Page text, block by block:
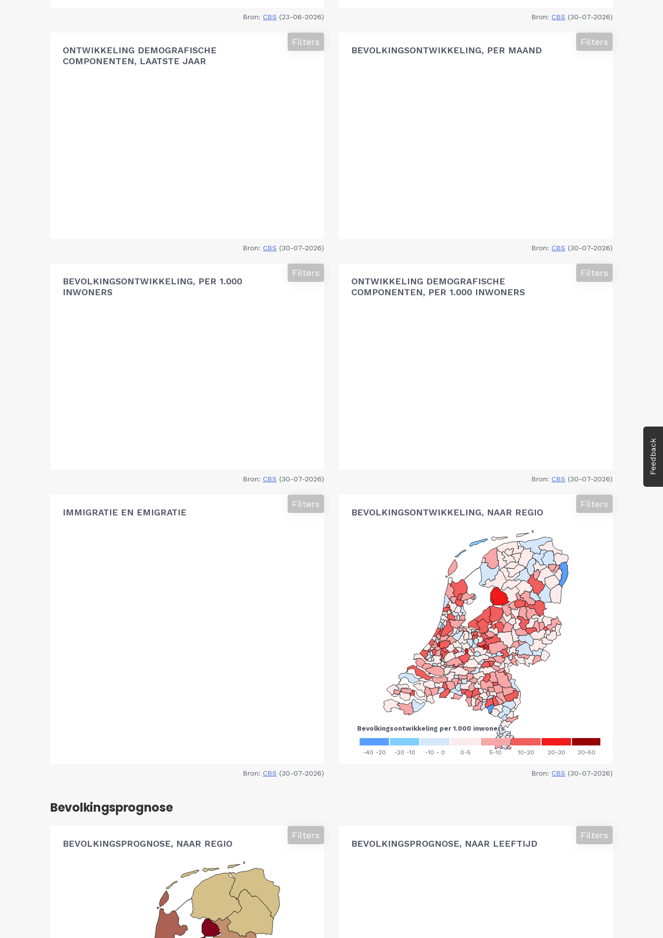
Feedback
Bron: CBS (23-06-2026) Bron: CBS (30-07-2026)
ONTWIKKELING DEMOGRAFISCHE
COMPONENTEN, LAATSTE JAAR
Filters
Bron: CBS (30-07-2026)
BEVOLKINGSONTWIKKELING, PER MAAND
Filters
Bron: CBS (30-07-2026)
BEVOLKINGSONTWIKKELING, PER 1.000
INWONERS
Filters
Bron: CBS (30-07-2026)
ONTWIKKELING DEMOGRAFISCHE
COMPONENTEN, PER 1.000 INWONERS
Filters
Bron: CBS (30-07-2026)
IMMIGRATIE EN EMIGRATIE
Filters
Bron: CBS (30-07-2026)
BEVOLKINGSONTWIKKELING, NAAR REGIO
Filters
Bron: CBS (30-07-2026)
Bevolkingsprognose
BEVOLKINGSPROGNOSE, NAAR REGIO
Filters
BEVOLKINGSPROGNOSE, NAAR LEEFTIJD
Filters